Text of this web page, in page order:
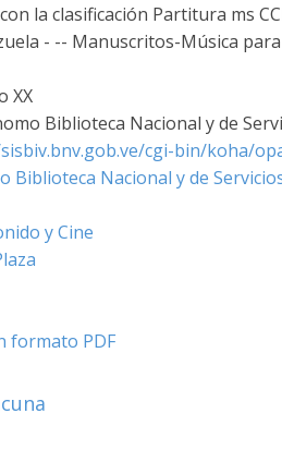
la clasificación Partitura ms
- -- Manuscritos-Música
XX
Biblioteca Nacional y de
cgi-bin/koha/
Nacional y de
y Cine
formato PDF